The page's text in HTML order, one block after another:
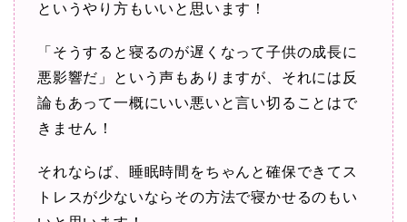
というやり方もいいと思います！
「そうすると寝るのが遅くなって子供の成長に
悪影響だ」という声もありますが、それには反
論もあって一概にいい悪いと言い切ることはで
きません！
それならば、睡眠時間をちゃんと確保できてス
トレスが少ないならその方法で寝かせるのもい